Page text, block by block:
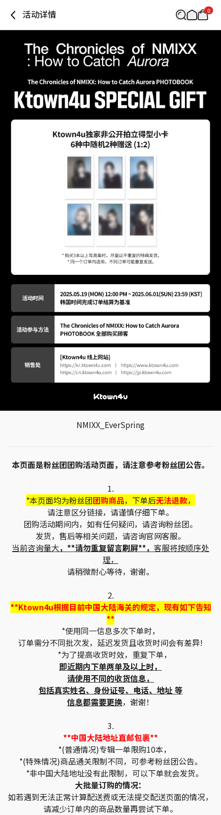
活动详情 0
NMIXX_EverSpring
本页面是粉丝团团购活动页面，请注意参考粉丝团公告。
1.
*本页面均为粉丝团团购商品，下单后无法退款，
请注意区分链接，请谨慎仔细下单。
团购活动期间内，如有任何疑问，请咨询粉丝团。
发货，售后等相关问题，请咨询官网客服。
当前咨询量大，**请勿重复留言刷屏**， 客服将按顺序处
理，
请稍微耐心等待，谢谢。
2.
**Ktown4u根据目前中国大陆海关的规定，现有如下告知
**
*使用同一信息多次下单时，
订单需分不同批次发，延迟发货且收货时间会有差异!
*为了提高收货时效，重复下单，
即近期内下单两单及以上时，
请使用不同的收货信息，
包括真实姓名、身份证号、电话、地址 等
信息都需要更换，谢谢！
3.
**中国大陆地址直邮包裹**
*(普通情况)专辑一单限购10本，
*(特殊情况)商品通关限制不同，可参考粉丝团公告。
*非中国大陆地址没有此限制，可以下单就会发货。
大批量订购的情况：
如若遇到无法正常计算配送费或无法提交配送页面的情况，
请减少订单内的商品数量再尝试下单。